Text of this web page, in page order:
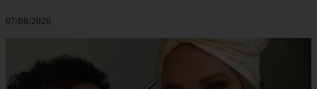
07/08/2026